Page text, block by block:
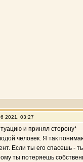
2021, 03:27
и принял сторону*
человек. Я так
Если ты его спасешь -
ты потеряешь